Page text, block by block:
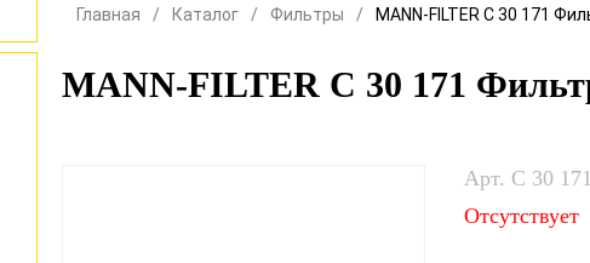
Главная Каталог Фильтры MANN-FILTER C 30 171
MANN-FILTER C 30 171
Арт. C 30 171
Отсутствует